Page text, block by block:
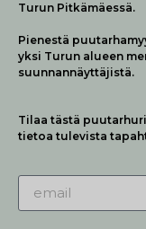
Turun Pitkämäessä.
Pienestä
yksi Turun alueen
suunnannäyttäjistä.
Tilaa tästä
tietoa tulevista